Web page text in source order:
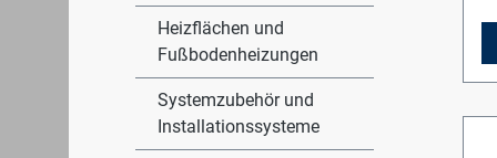
Heizflächen und
Fußbodenheizungen
Systemzubehör und
Installationssysteme